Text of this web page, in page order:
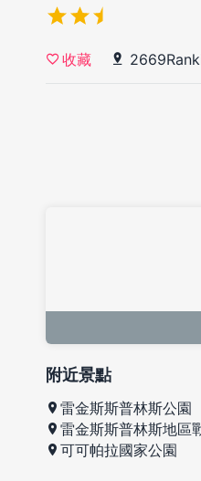
收藏
附近景點
雷金斯斯普林斯公園
雷金斯斯普林斯地區
可可帕拉國家公園